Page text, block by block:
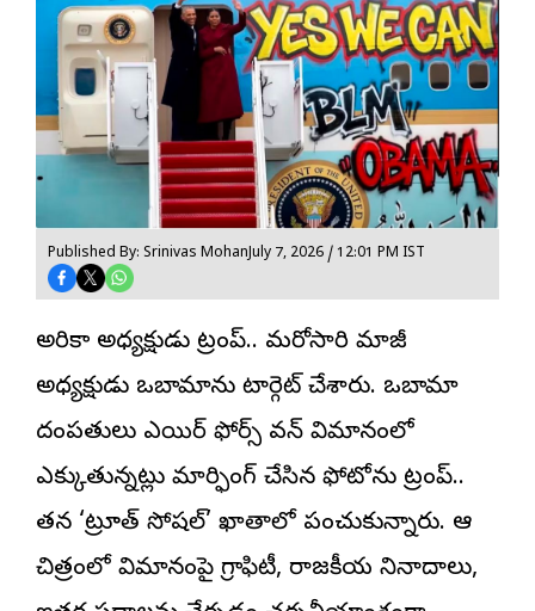
Published By: Srinivas MohanJuly 7, 2026 / 12:01 PM IST
అమెరికా అధ్యక్షుడు ట్రంప్.. మరోసారి మాజీ
అధ్యక్షుడు ఒబామాను టార్గెట్ చేశారు. ఒబామా
దంపతులు ఎయిర్ ఫోర్స్ వన్ విమానంలో
ఎక్కుతున్నట్లు మార్ఫింగ్ చేసిన ఫోటోను ట్రంప్..
తన ‘ట్రూత్ సోషల్’ ఖాతాలో పంచుకున్నారు. ఆ
చిత్రంలో విమానంపై గ్రాఫిటీ, రాజకీయ నినాదాలు,